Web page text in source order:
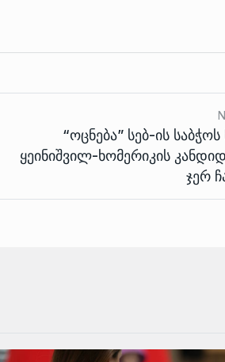
“ოცნება” სებ-ის
ყეინიშვილ-ხომერიკის
ჯერ